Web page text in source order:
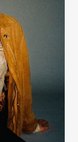
TODOS LOS